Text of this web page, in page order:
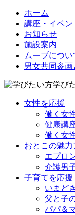
ホーム
講座・イベン
お知らせ
施設案内
ムーブについ
男女共同参画
学び
女性を応援
働く女
健康講
働く女
おとこの魅
エプロ
介護男
子育てを応援
いまど
父と子
パパ＆